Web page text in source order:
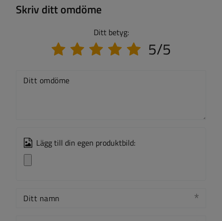
Skriv ditt omdöme
Ditt betyg:
5/5
Ditt omdöme
Lägg till din egen produktbild:
Ditt namn